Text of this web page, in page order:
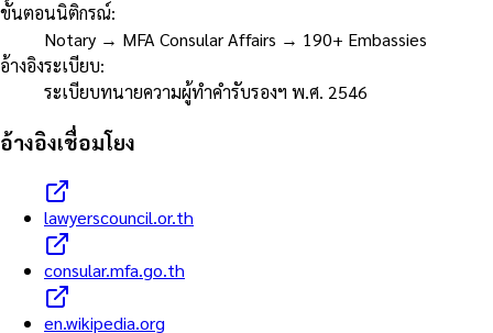
ขั้นตอนนิติกรณ์:
Notary → MFA Consular Affairs → 190+ Embassies
อ้างอิงระเบียบ:
ระเบียบทนายความผู้ทำคำรับรองฯ พ.ศ. 2546
อ้างอิงเชื่อมโยง
lawyerscouncil.or.th
consular.mfa.go.th
en.wikipedia.org